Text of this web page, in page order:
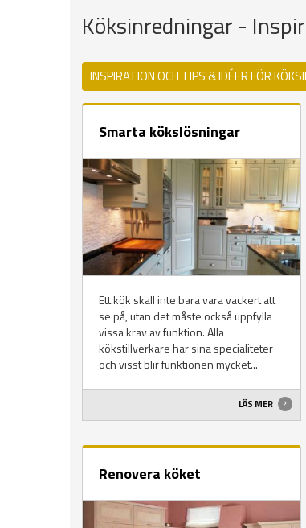
Köksinredningar -
INSPIRATION OCH TIPS & IDÉER FÖR
Smarta kökslösningar
Ett kök skall inte bara vara vackert att
se på, utan det måste också uppfylla
vissa krav av funktion. Alla
kökstillverkare har sina specialiteter
och visst blir funktionen mycket...
LÄS MER
Renovera köket